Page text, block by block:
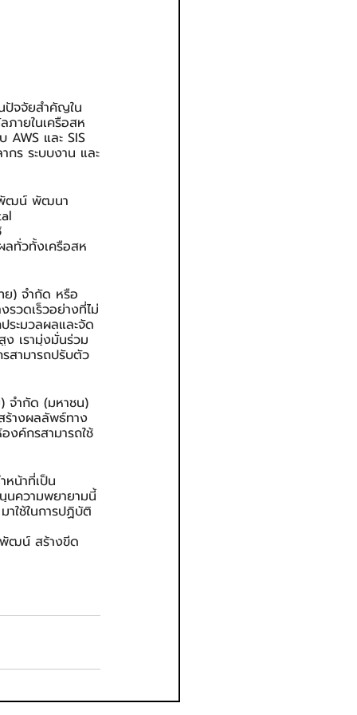
ปัจจัยสำคัญใน
ภายในเครือสห
และ SIS
ร ระบบงาน และ
พัฒน์ พัฒนา
ลทั่วทั้งเครือสห
ย) จำกัด หรือ
รวดเร็วอย่างที่ไม่
ะมวลผลและจัด
เรามุ่งมั่นร่วม
สามารถปรับตัว
จำกัด (มหาชน)
ร้างผลลัพธ์ทาง
งค์กรสามารถใช้
น้าที่เป็น
นความพยายามนี้
าใช้ในการปฏิบัติ
พัฒน์ สร้างขีด